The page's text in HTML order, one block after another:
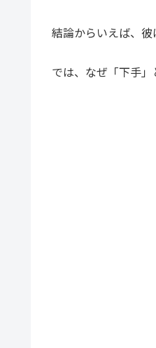
結論からいえば、
では、なぜ「下手